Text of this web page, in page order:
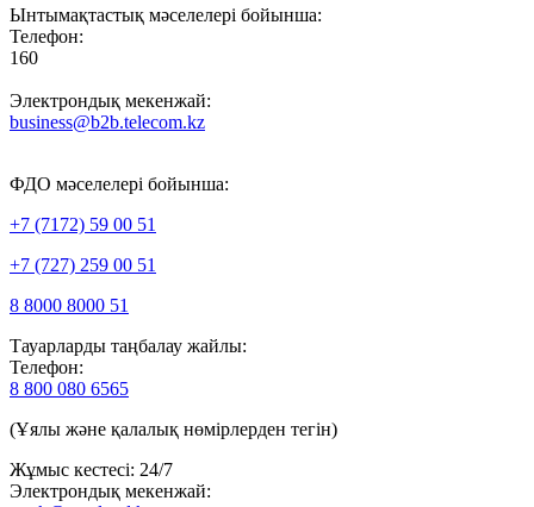
Ынтымақтастық мәселелері бойынша:
Телефон:
160
Электрондық мекенжай:
business@b2b.telecom.kz
ФДО мәселелері бойынша:
+7 (7172) 59 00 51
+7 (727) 259 00 51
8 8000 8000 51
Тауарларды таңбалау жайлы:
Телефон:
8 800 080 6565
(Ұялы және қалалық нөмірлерден тегін)
Жұмыс кестесі: 24/7
Электрондық мекенжай: